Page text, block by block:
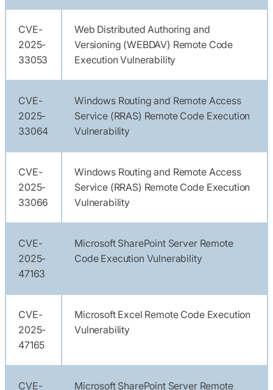
CVE-
2025-
33053
Web Distributed Authoring and
Versioning (WEBDAV) Remote Code
Execution Vulnerability
CVE-
2025-
33064
Windows Routing and Remote Access
Service (RRAS) Remote Code Execution
Vulnerability
CVE-
2025-
33066
Windows Routing and Remote Access
Service (RRAS) Remote Code Execution
Vulnerability
CVE-
2025-
47163
Microsoft SharePoint Server Remote
Code Execution Vulnerability
CVE-
2025-
47165
Microsoft Excel Remote Code Execution
Vulnerability
CVE-
Microsoft SharePoint Server Remote